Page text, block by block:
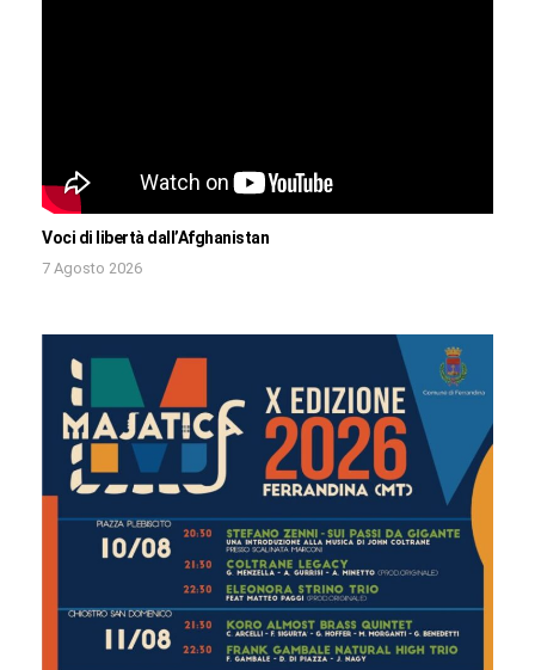
Voci di libertà dall’Afghanistan
7 Agosto 2026